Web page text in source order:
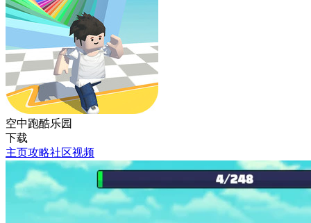
空中跑酷乐园
下载
主页攻略社区视频